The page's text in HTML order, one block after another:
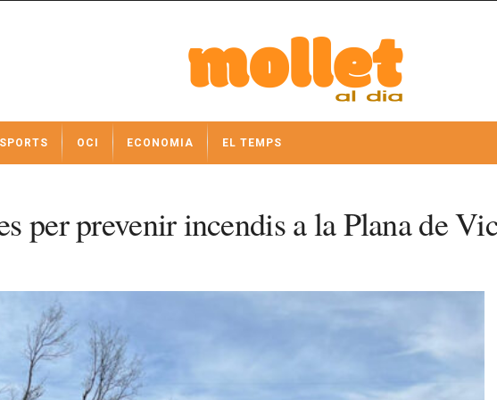
OCI ECONOMIA EL TEMPS
per prevenir incendis a la Plana de